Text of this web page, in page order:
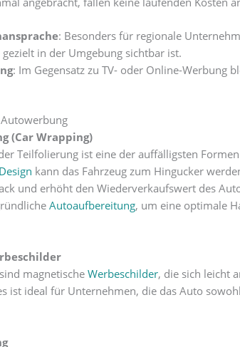
: Besonders für regionale
in der Umgebung sichtbar ist.
: Im Gegensatz zu TV- oder Online-Werbung
(Car Wrapping)
Teilfolierung ist eine der auffälligsten
Design kann das Fahrzeug zum Hingucker
und erhöht den Wiederverkaufswert des
Autoaufbereitung, um eine optimale
magnetischeWerbeschilder, die sich leicht
ist ideal für Unternehmen, die das Auto